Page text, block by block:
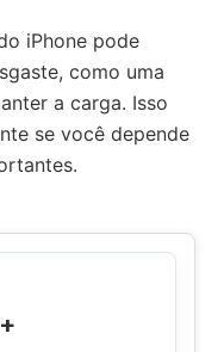
iPhone pode
como uma
a carga. Isso
se você depende